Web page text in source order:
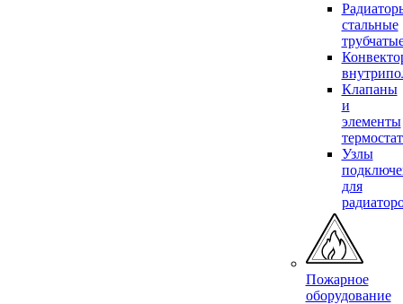
стальные
Клапаны
и
элементы
Узлы
для
Пожарное
оборудование